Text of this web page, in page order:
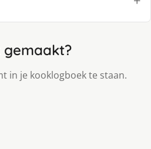
in je kooklogboek te staan.